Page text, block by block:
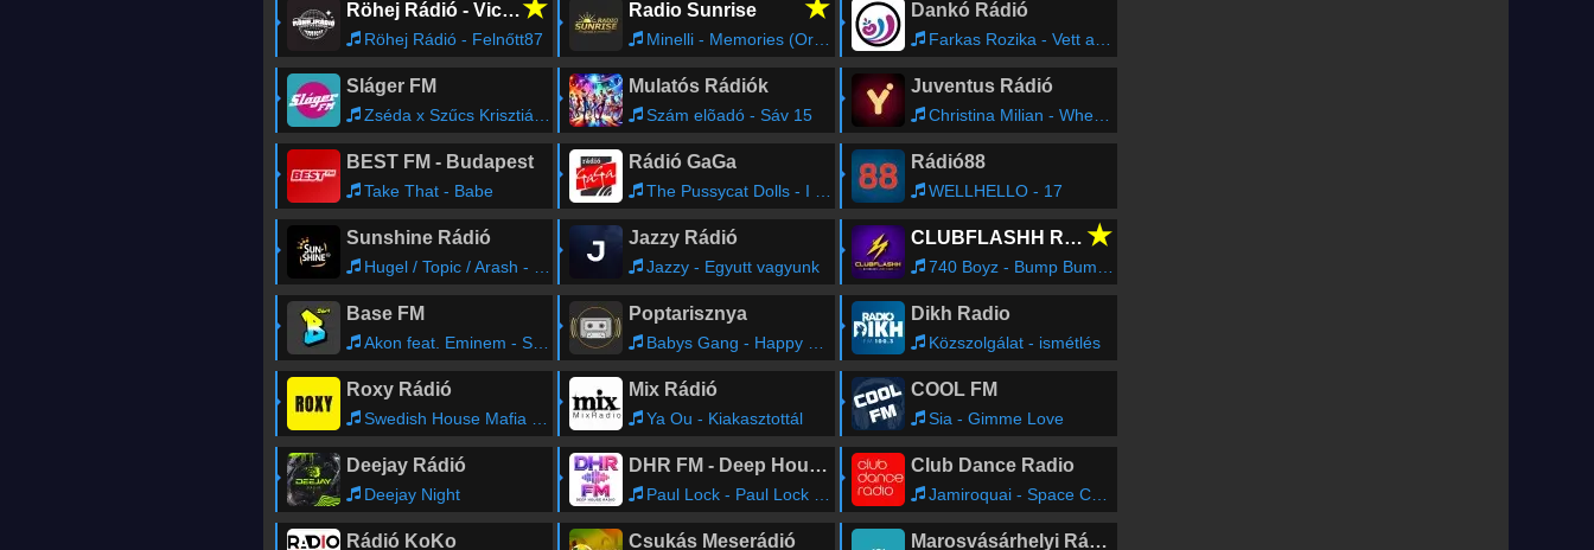
Röhej Rádió - Vicc az egész★
Röhej Rádió - Felnőtt87
Radio Sunrise ★
Minelli - Memories (Original Mix)
Dankó Rádió
Farkas Rozika - Vett a rózsám piros selyem viganót énnékem
Sláger FM
Zséda x Szűcs Krisztián - Korai Telihold
Mulatós Rádiók
Szám elõadó - Sáv 15
Juventus Rádió
Christina Milian - When You Look At Me
BEST FM - Budapest
Take That - Babe
Rádió GaGa
The Pussycat Dolls - I Don't Need a Man
Rádió88
WELLHELLO - 17
Sunshine Rádió
Hugel / Topic / Arash - I Adore You
Jazzy Rádió
Jazzy - Egyutt vagyunk
CLUBFLASHH Radio ★
740 Boyz - Bump Bump Booty Shake (Radio Version)
Base FM
Akon feat. Eminem - Smack That
Poptarisznya
Babys Gang - Happy Song
Dikh Radio
Közszolgálat - ismétlés
Roxy Rádió
Swedish House Mafia - Redlight feat. Sting
Mix Rádió
Ya Ou - Kiakasztottál
COOL FM
Sia - Gimme Love
Deejay Rádió
Deejay Night
DHR FM - Deep House Radio
Paul Lock - Paul Lock - Tender Love
Club Dance Radio
Jamiroquai - Space Cowboy (Classic Radio)
Rádió KoKo Csukás Meserádió Marosvásárhelyi Rádió